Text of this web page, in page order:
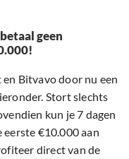
geen
Bitvavo door nu een
Stort slechts
kun je 7 dagen
€10.000 aan
direct van de